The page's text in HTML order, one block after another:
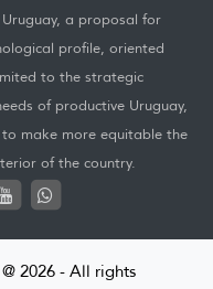
Uruguay, a proposal for
profile, oriented
to the strategic
of productive Uruguay,
make more equitable the
of the country.
@ 2026 - All rights